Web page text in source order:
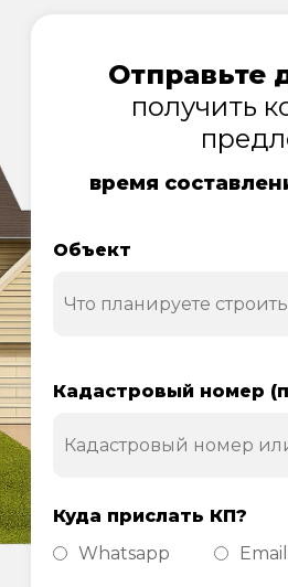
Отправьте
получить
время
Объект
Кадастровый номер
Куда прислать КП?
Whatsapp
Email